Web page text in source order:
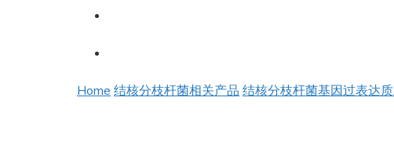
Home 结核分枝杆菌相关产品 结核分枝杆菌基因过表达